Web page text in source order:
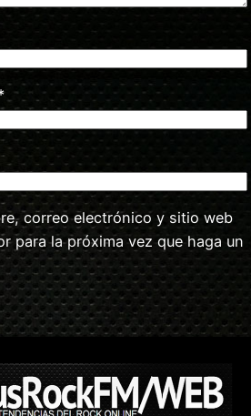
correo electrónico y sitio web
para la próxima vez que haga un